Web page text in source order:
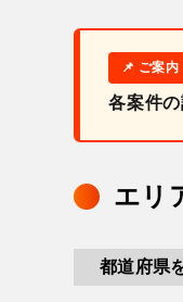
各案件
エリ
都道府県